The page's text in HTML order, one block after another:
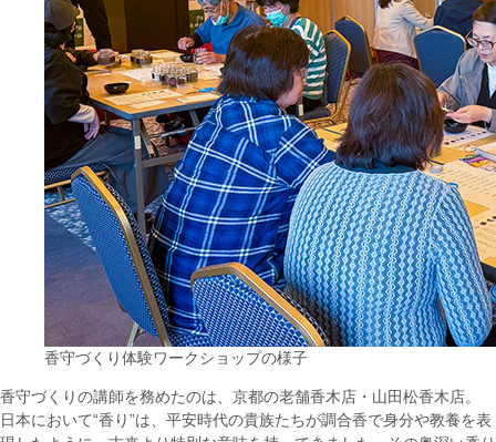
香守づくり体験ワークショップの様子
香守づくりの講師を務めたのは、京都の老舗香木店・山田松香木店。
日本において“香り”は、平安時代の貴族たちが調合香で身分や教養を表